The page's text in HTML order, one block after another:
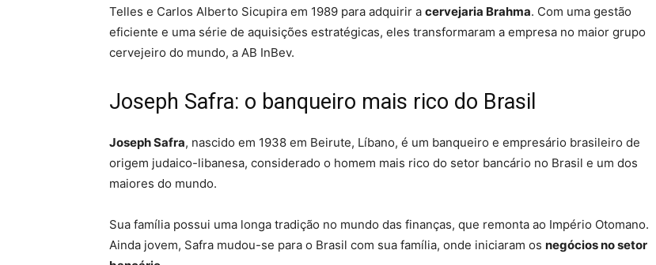
Telles e Carlos Alberto Sicupira em 1989 para adquirir a cervejaria Brahma. Com uma gestão
eficiente e uma série de aquisições estratégicas, eles transformaram a empresa no maior grupo
cervejeiro do mundo, a AB InBev.
Joseph Safra: o banqueiro mais rico do Brasil
Joseph Safra, nascido em 1938 em Beirute, Líbano, é um banqueiro e empresário brasileiro de
origem judaico-libanesa, considerado o homem mais rico do setor bancário no Brasil e um dos
maiores do mundo.
Sua família possui uma longa tradição no mundo das finanças, que remonta ao Império Otomano.
Ainda jovem, Safra mudou-se para o Brasil com sua família, onde iniciaram os negócios no setor